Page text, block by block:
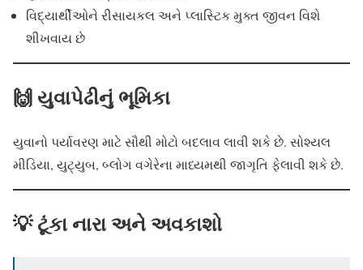
વિદ્યાર્થીઓને રીસાયકલ અને પ્લાસ્ટિક મુક્ત જીવન વિશે
શીખવાય છે
🙌 યુવાપેઢીનું ભૂમિકા
યુવાનો પર્યાવરણ માટે સૌથી મોટો બદલાવ લાવી શકે છે. સોશ્યલ
મીડિયા, યુટ્યુબ, બ્લોગ વગેરેના માધ્યમથી જાગૃતિ ફેલાવી શકે છે.
💡 ટૂંકા નારા અને અવકાશો